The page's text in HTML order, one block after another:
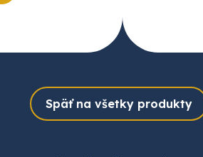
Späť na všetky produkty